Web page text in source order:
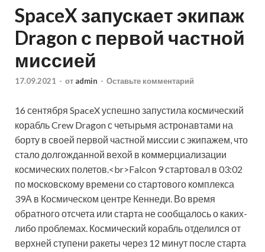
SpaceX запускает экипаж
Dragon с первой частной
миссией
17.09.2021 - от admin - Оставьте комментарий
16 сентября SpaceX успешно запустила космический
корабль Crew Dragon с четырьмя астронавтами на
борту в своей первой частной миссии с экипажем, что
стало долгожданной вехой в коммерциализации
космических полетов.<br>Falcon 9 стартовал в 03:02
по московскому времени со стартового комплекса
39А в Космическом центре Кеннеди. Во время
обратного отсчета или старта не сообщалось о каких-
либо проблемах. Космический корабль отделился от
верхней ступени ракеты через 12 минут после старта